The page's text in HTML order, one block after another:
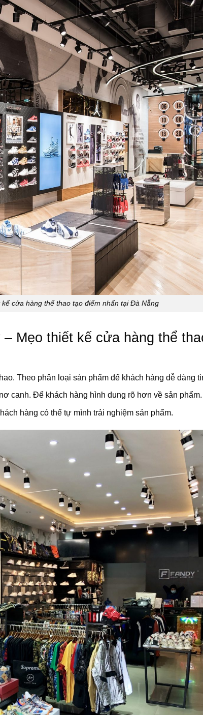
cửa hàng thể thao tạo điểm nhấn tại Đà Nẵng
– Mẹo thiết kế cửa hàng thể
Theo phân loại sản phẩm để khách hàng dễ dàng
canh. Để khách hàng hình dung rõ hơn về sản phẩm.
hàng có thể tự mình trải nghiệm sản phẩm.